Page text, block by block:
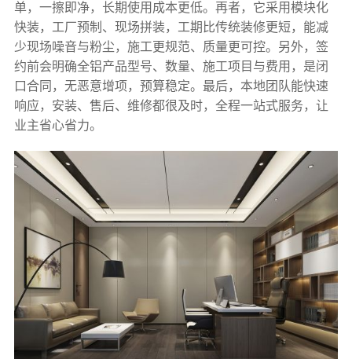
单，一擦即净，长期使用成本更低。再者，它采用模块化
快装，工厂预制、现场拼装，工期比传统装修更短，能减
少现场噪音与粉尘，施工更规范、质量更可控。另外，签
约前会明确全铝产品型号、数量、施工项目与费用，是闭
口合同，无恶意增项，预算稳定。最后，本地团队能快速
响应，安装、售后、维修都很及时，全程一站式服务，让
业主省心省力。